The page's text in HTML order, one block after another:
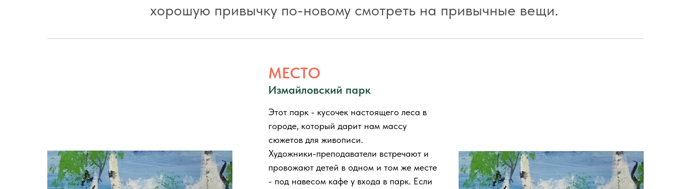
хорошую привычку по-новому смотреть на привычные вещи.
МЕСТО
Измайловский парк
Этот парк - кусочек настоящего леса в
городе, который дарит нам массу
сюжетов для живописи.
Художники-преподаватели встречают и
провожают детей в одном и том же месте
- под навесом кафе у входа в парк. Если